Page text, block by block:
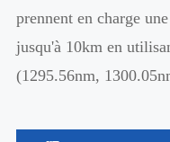
prennent en charge
jusqu'à 10km en
(1295.56nm,